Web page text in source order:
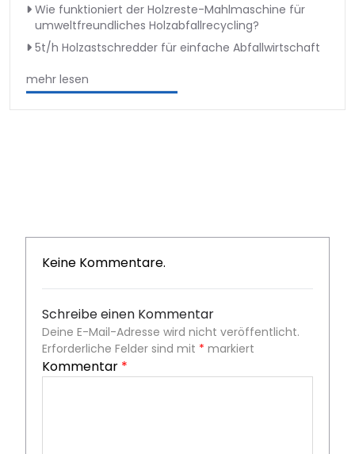
Wie funktioniert der Holzreste-Mahlmaschine für
umweltfreundliches Holzabfallrecycling?
5t/h Holzastschredder für einfache Abfallwirtschaft
mehr lesen
Keine Kommentare.
Schreibe einen Kommentar
Deine E-Mail-Adresse wird nicht veröffentlicht.
Erforderliche Felder sind mit * markiert
Kommentar *